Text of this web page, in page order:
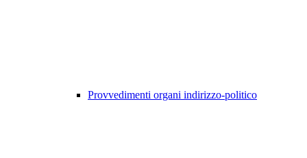
Provvedimenti organi indirizzo-politico